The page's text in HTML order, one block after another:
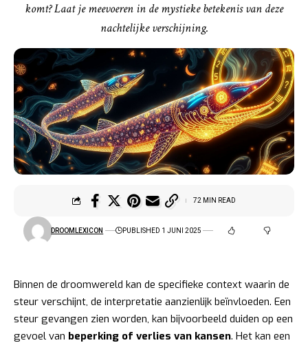
komt? Laat je meevoeren in de mystieke betekenis van deze
nachtelijke verschijning.
DROOMLEXICON PUBLISHED 1 JUNI 2025
72 MIN READ
Binnen de droomwereld kan de specifieke context waarin de
steur verschijnt, de interpretatie aanzienlijk beïnvloeden. Een
steur gevangen zien worden, kan bijvoorbeeld duiden op een
gevoel van beperking of verlies van kansen. Het kan een